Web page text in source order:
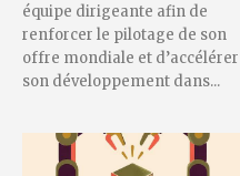
équipe dirigeante afin de
renforcer le pilotage de son
offre mondiale et d’accélérer
son développement dans...